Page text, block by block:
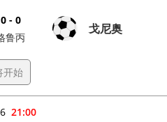
0 - 0
鲁丙
戈尼奥
开始
21:00